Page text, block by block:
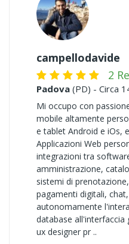
campellodavide
2
Padova (PD) - Circa
Mi occupo con
mobile altamente
e tablet Android e iOs,
Applicazioni Web
integrazioni tra
amministrazione,
sistemi di
pagamenti digitali,
autonomamente
database all'interfaccia
ux designer pr ..